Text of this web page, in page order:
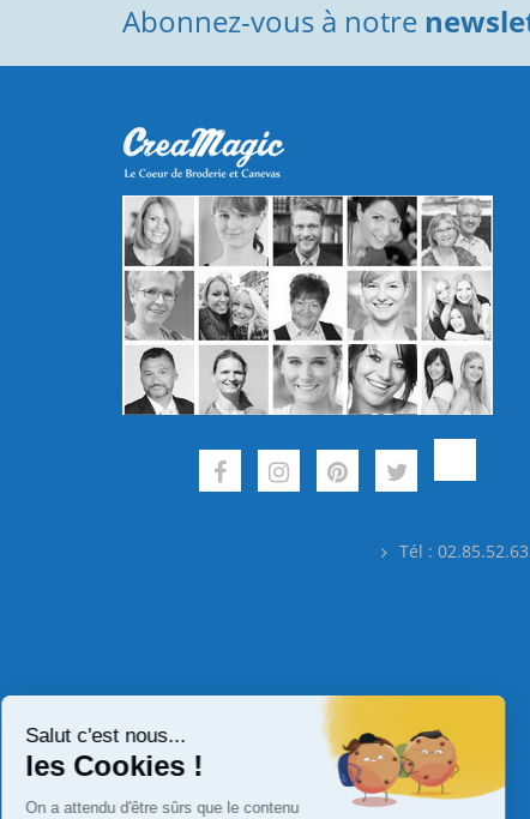
Abonnez-vous à notre
Tél :